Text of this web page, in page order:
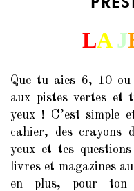
LA J
Que tu aies 6, 10
aux pistes vertes et
yeux ! C’est simple
cahier, des crayons
yeux et tes
livres et magazines
en plus, pour ton